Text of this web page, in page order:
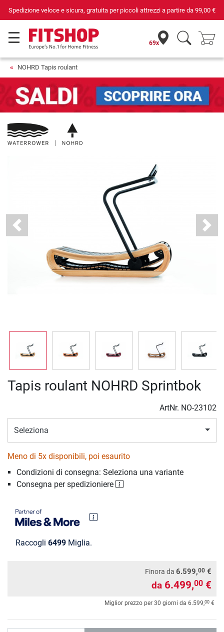
Da 42 anni i tuoi esperti di fiducia per il fitness domestico
69x
NOHRD Tapis roulant
Previous Next
Tapis roulant NOHRD Sprintbok
ArtNr. NO-23102
Seleziona
Meno di 5x disponibili, poi esaurito
Condizioni di consegna: Seleziona una variante
Consegna per spedizioniere
Raccogli 6499 Miglia.
Finora da 6.599,00 €
da 6.499,00 €
Miglior prezzo per 30 giorni da 6.599,00 €